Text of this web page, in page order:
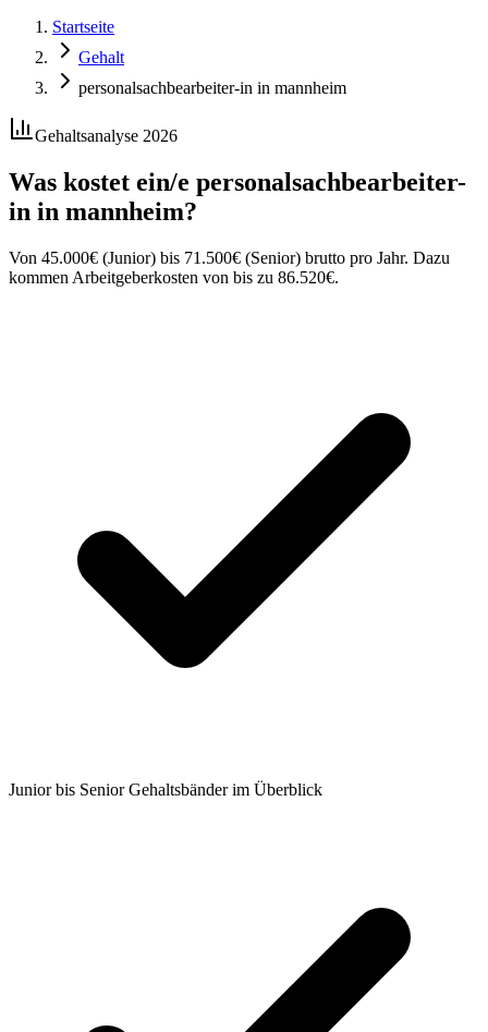
Startseite
Gehalt
personalsachbearbeiter-in in mannheim
Gehaltsanalyse 2026
Was kostet ein/e personalsachbearbeiter-
in in mannheim?
Von 45.000€ (Junior) bis 71.500€ (Senior) brutto pro Jahr. Dazu
kommen Arbeitgeberkosten von bis zu 86.520€.
Junior bis Senior Gehaltsbänder im Überblick